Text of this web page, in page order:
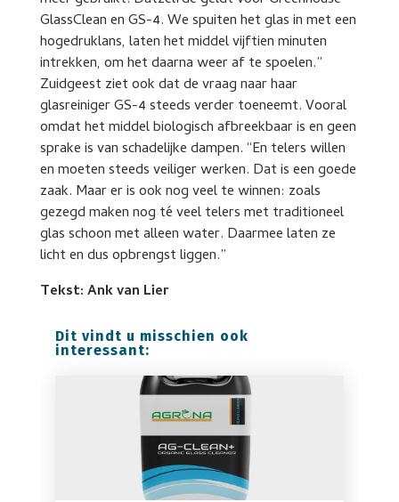
GlassClean en GS-4. We spuiten het glas in met een
hogedruklans, laten het middel vijftien minuten
intrekken, om het daarna weer af te spoelen.”
Zuidgeest ziet ook dat de vraag naar haar
glasreiniger GS-4 steeds verder toeneemt. Vooral
omdat het middel biologisch afbreekbaar is en geen
sprake is van schadelijke dampen. “En telers willen
en moeten steeds veiliger werken. Dat is een goede
zaak. Maar er is ook nog veel te winnen: zoals
gezegd maken nog té veel telers met traditioneel
glas schoon met alleen water. Daarmee laten ze
licht en dus opbrengst liggen.”
Tekst: Ank van Lier
Dit vindt u misschien ook
interessant: